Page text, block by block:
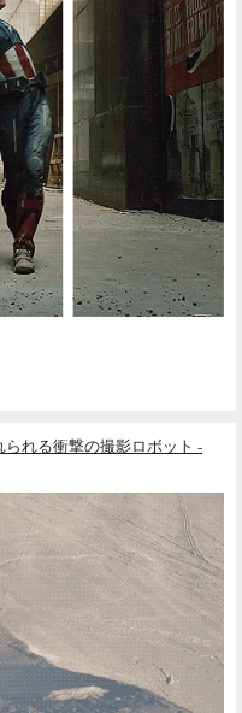
れる衝撃の撮影ロボット -